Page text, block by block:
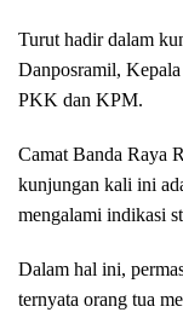
Turut hadir dalam
Danposramil,
PKK dan KPM.
Camat Banda Raya
kunjungan kali ini
mengalami indikasi
Dalam hal ini,
ternyata orang tua